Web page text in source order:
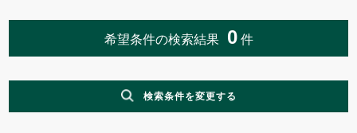
希望条件の検索結果 0件
検索条件を変更する